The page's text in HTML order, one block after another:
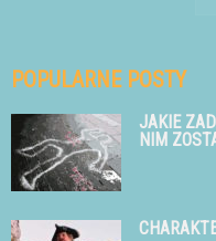
POPULARNE POSTY
JAKIE
NIM